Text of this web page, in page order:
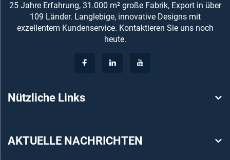
25 Jahre Erfahrung, 31.000 m² große Fabrik, Export in über
109 Länder. Langlebige, innovative Designs mit
exzellentem Kundenservice. Kontaktieren Sie uns noch
heute.
Nützliche Links
AKTUELLE NACHRICHTEN